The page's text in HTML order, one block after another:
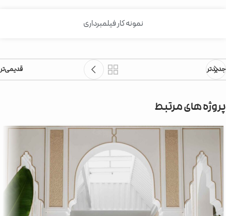
نمونه کار فیلمبرداری
جدیدتر قدیمی‌تر
پروژه های مرتبط